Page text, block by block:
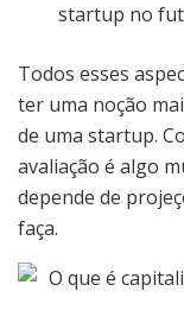
startup no
Todos esses
ter uma noção
de uma startup.
avaliação é algo
depende de
faça.